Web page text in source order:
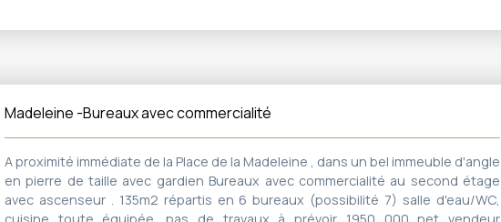
Madeleine -Bureaux avec commercialité
A proximité immédiate de la Place de la Madeleine , dans un bel immeuble d'angle
en pierre de taille avec gardien Bureaux avec commercialité au second étage
avec ascenseur . 135m2 répartis en 6 bureaux (possibilité 7) salle d'eau/WC,